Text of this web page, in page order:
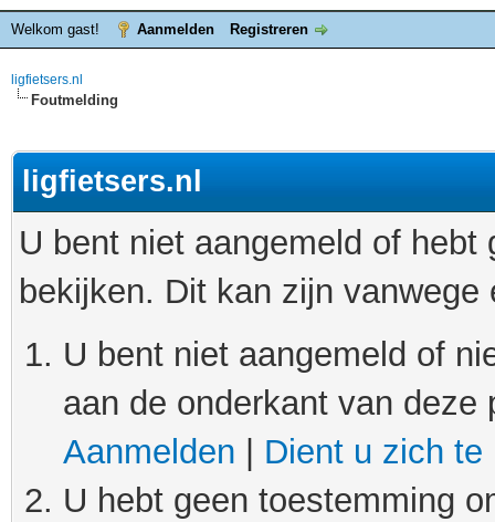
Welkom gast! Aanmelden Registreren
ligfietsers.nl
Foutmelding
ligfietsers.nl
U bent niet aangemeld of
bekijken. Dit kan zijn
U bent niet aangemeld of
aan de onderkant van
Aanmelden
Dient u zich te
U hebt geen toestemming